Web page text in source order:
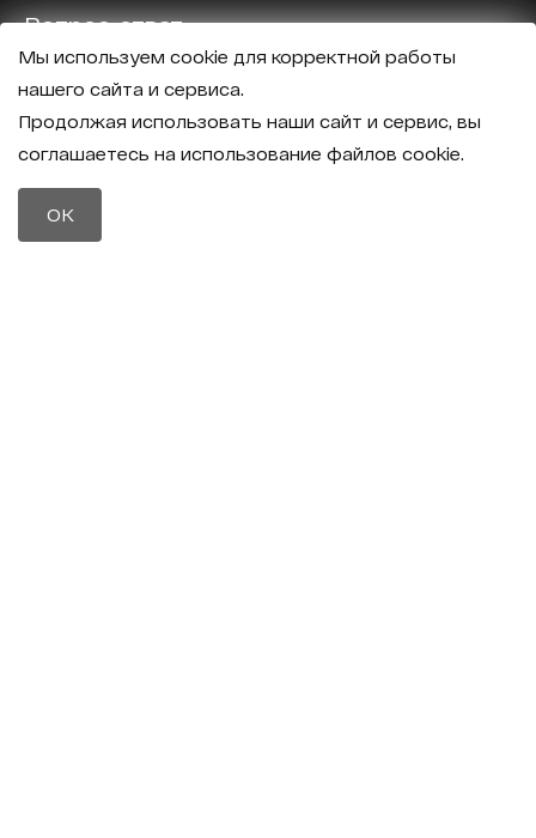
Вопрос-ответ
Отзывы
Политика конфиденциальности
8 (800) 600-40-37
Мы используем cookie для корректной работы
нашего сайта и сервиса.
Продолжая использовать наши сайт и сервис, вы
соглашаетесь на использование файлов cookie.
OK